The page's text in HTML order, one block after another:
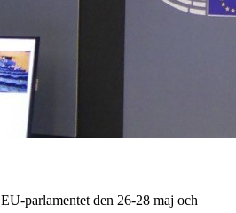
parlamentet den 26-28 maj och